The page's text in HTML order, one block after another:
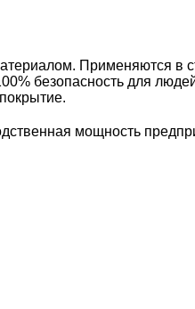
Применяются в
безопасность для
мощность